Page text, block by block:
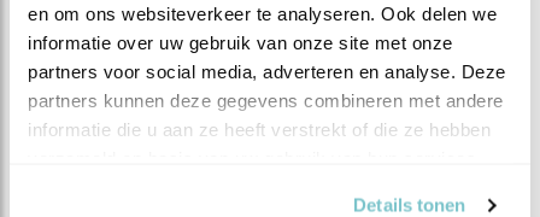
en om ons websiteverkeer te analyseren. Ook delen we
informatie over uw gebruik van onze site met onze
partners voor social media, adverteren en analyse. Deze
partners kunnen deze gegevens combineren met andere
informatie die u aan ze heeft verstrekt of die ze hebben
Details tonen
Kevin T. Karlson
Vind ik leuk